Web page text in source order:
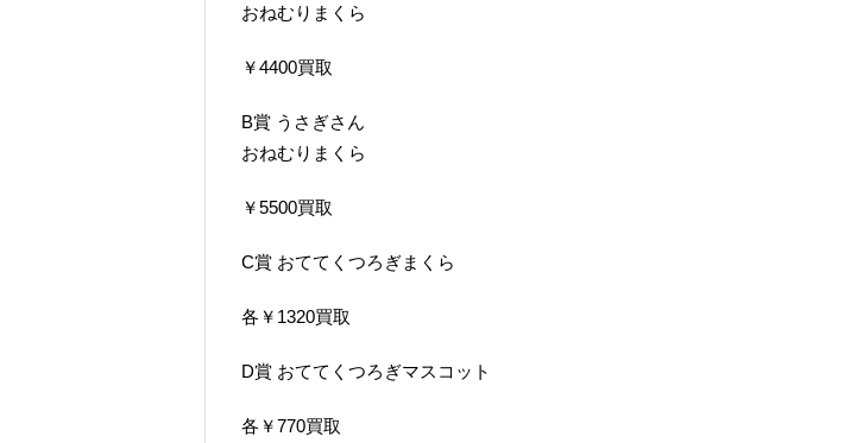
おねむりまくら
￥4400買取
B賞 うさぎさん
おねむりまくら
￥5500買取
C賞 おててくつろぎまくら
各￥1320買取
D賞 おててくつろぎマスコット
各￥770買取